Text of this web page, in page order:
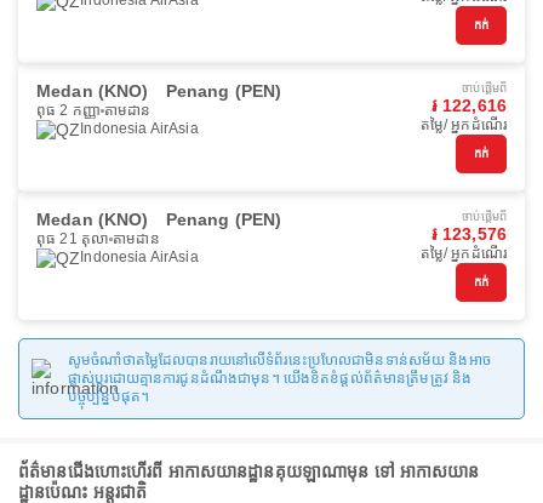
កក់
Medan (KNO) Penang (PEN)
ពុធ 2 កញ្ញា តាមដាន
Indonesia AirAsia
ចាប់ផ្ដើមពី
៛ 122,616
តម្លៃ/ អ្នកដំណើរ
កក់
Medan (KNO) Penang (PEN)
ពុធ 21 តុលា តាមដាន
Indonesia AirAsia
ចាប់ផ្ដើមពី
៛ 123,576
តម្លៃ/ អ្នកដំណើរ
កក់
សូមចំណាំថាតម្លៃដែលបានរាយនៅលើទំព័រនេះប្រហែលជាមិនទាន់សម័យ និងអាច
ផ្លាស់ប្តូរដោយគ្មានការជូនដំណឹងជាមុន។ យើងខិតខំផ្តល់ព័ត៌មានត្រឹមត្រូវ និង
បច្ចុប្បន្នបំផុត។
ព័ត៌មានជើងហោះហើរពី អាកាសយានដ្ឋានគុយឡាណាមុន ទៅ អាកាសយាន
ដ្ឋានប៉េណះ អន្តរជាតិ